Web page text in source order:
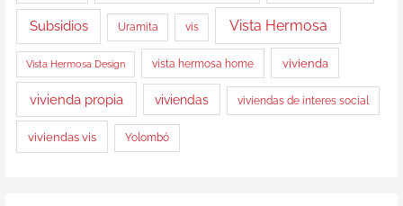
Subsidios Uramita vis Vista Hermosa
Vista Hermosa Design vista hermosa home vivienda
vivienda propia viviendas viviendas de interes social
viviendas vis Yolombó